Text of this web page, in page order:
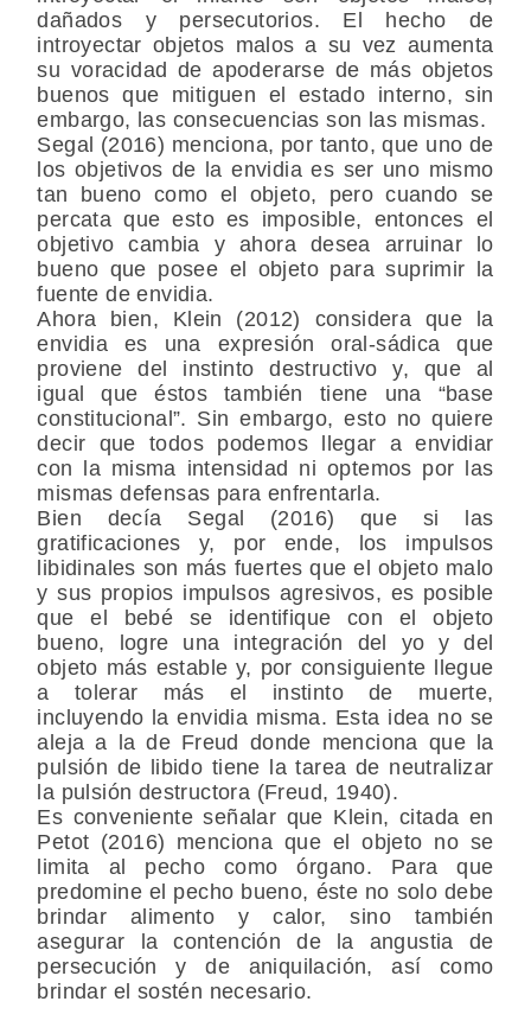
dañados y persecutorios. El hecho de
introyectar objetos malos a su vez aumenta
su voracidad de apoderarse de más objetos
buenos que mitiguen el estado interno, sin
embargo, las consecuencias son las mismas.
Segal (2016) menciona, por tanto, que uno de
los objetivos de la envidia es ser uno mismo
tan bueno como el objeto, pero cuando se
percata que esto es imposible, entonces el
objetivo cambia y ahora desea arruinar lo
bueno que posee el objeto para suprimir la
fuente de envidia.
Ahora bien, Klein (2012) considera que la
envidia es una expresión oral-sádica que
proviene del instinto destructivo y, que al
igual que éstos también tiene una “base
constitucional”. Sin embargo, esto no quiere
decir que todos podemos llegar a envidiar
con la misma intensidad ni optemos por las
mismas defensas para enfrentarla.
Bien decía Segal (2016) que si las
gratificaciones y, por ende, los impulsos
libidinales son más fuertes que el objeto malo
y sus propios impulsos agresivos, es posible
que el bebé se identifique con el objeto
bueno, logre una integración del yo y del
objeto más estable y, por consiguiente llegue
a tolerar más el instinto de muerte,
incluyendo la envidia misma. Esta idea no se
aleja a la de Freud donde menciona que la
pulsión de libido tiene la tarea de neutralizar
la pulsión destructora (Freud, 1940).
Es conveniente señalar que Klein, citada en
Petot (2016) menciona que el objeto no se
limita al pecho como órgano. Para que
predomine el pecho bueno, éste no solo debe
brindar alimento y calor, sino también
asegurar la contención de la angustia de
persecución y de aniquilación, así como
brindar el sostén necesario.